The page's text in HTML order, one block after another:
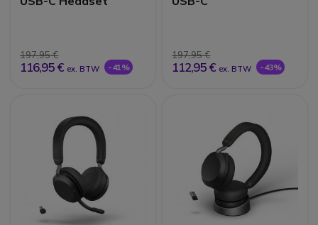
197,95 €
116,95 € ex. BTW -41%
197,95 €
112,95 € ex. BTW -43%